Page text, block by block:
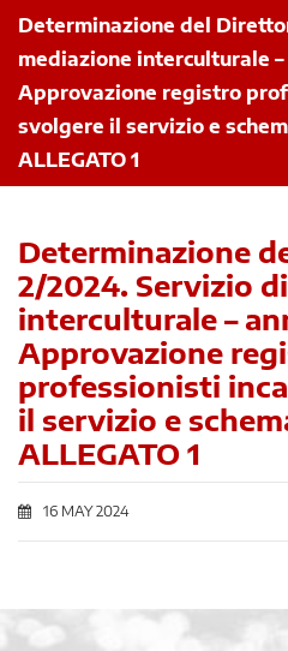
Determinazione del
mediazione interculturale –
Approvazione registro
svolgere il servizio e
ALLEGATO 1
Determinazione
2/2024. Servizio
interculturale –
Approvazione
professionisti
il servizio e
ALLEGATO 1
16 MAY 2024